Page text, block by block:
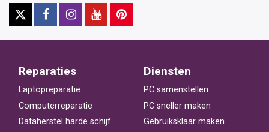
Reparaties
Laptopreparatie
Computerreparatie
Dataherstel harde schijf
Diensten
PC samenstellen
PC sneller maken
Gebruiksklaar maken